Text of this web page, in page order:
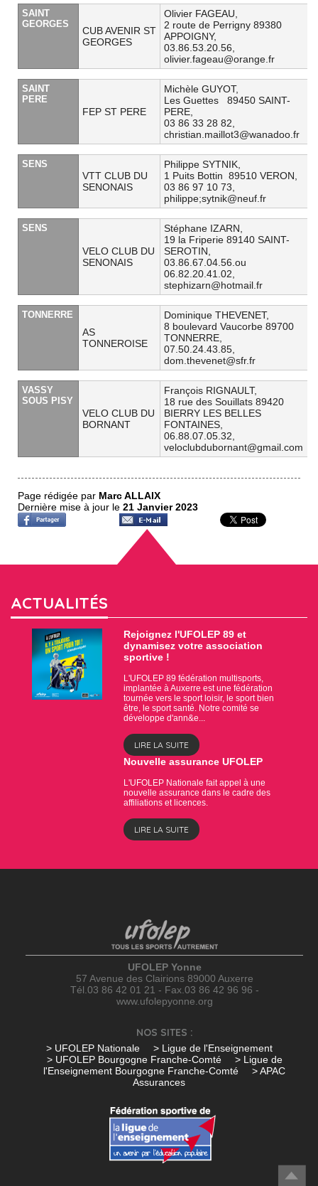
SAINT
GEORGES
CUB AVENIR ST
GEORGES
Olivier FAGEAU,
2 route de Perrigny 89380
APPOIGNY,
03.86.53.20.56,
olivier.fageau@orange.fr
SAINT
PERE
FEP ST PERE
Michèle GUYOT,
Les Guettes 89450 SAINT-
PERE,
03 86 33 28 82,
christian.maillot3@wanadoo.fr
SENS
VTT CLUB DU
SENONAIS
Philippe SYTNIK,
1 Puits Bottin 89510 VERON,
03 86 97 10 73,
philippe;sytnik@neuf.fr
SENS
VELO CLUB DU
SENONAIS
Stéphane IZARN,
19 la Friperie 89140 SAINT-
SEROTIN,
03.86.67.04.56.ou
06.82.20.41.02,
stephizarn@hotmail.fr
TONNERRE
AS
TONNEROISE
Dominique THEVENET,
8 boulevard Vaucorbe 89700
TONNERRE,
07.50.24.43.85,
dom.thevenet@sfr.fr
VASSY
SOUS PISY
VELO CLUB DU
BORNANT
François RIGNAULT,
18 rue des Souillats 89420
BIERRY LES BELLES
FONTAINES,
06.88.07.05.32,
veloclubdubornant@gmail.com
Page rédigée par Marc ALLAIX
Dernière mise à jour le 21 Janvier 2023
ACTUALITÉS
Rejoignez l'UFOLEP 89 et
dynamisez votre association
sportive !
L'UFOLEP 89 fédération multisports,
implantée à Auxerre est une fédération
tournée vers le sport loisir, le sport bien
être, le sport santé. Notre comité se
développe d'ann&e...
LIRE LA SUITE
Nouvelle assurance UFOLEP
L'UFOLEP Nationale fait appel à une
nouvelle assurance dans le cadre des
affiliations et licences.
LIRE LA SUITE
UFOLEP Yonne
57 Avenue des Clairions 89000 Auxerre
Tél.03 86 42 01 21 - Fax.03 86 42 96 96 -
www.ufolepyonne.org
NOS SITES :
> UFOLEP Nationale
> Ligue de l'Enseignement
> UFOLEP Bourgogne Franche-Comté
> Ligue de
l'Enseignement Bourgogne Franche-Comté
> APAC
Assurances